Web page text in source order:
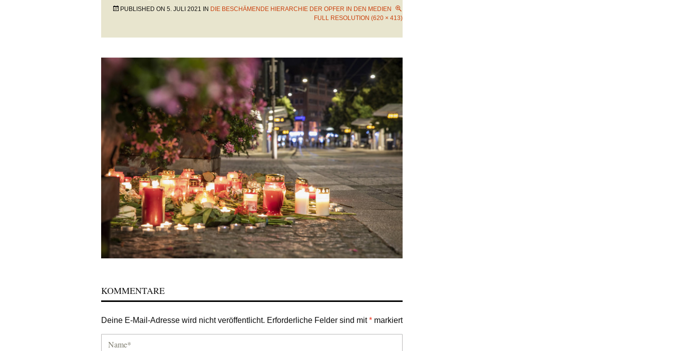
PUBLISHED ON 5. JULI 2021 IN DIE BESCHÄMENDE HIERARCHIE DER OPFER IN DEN MEDIEN
FULL RESOLUTION (620 × 413)
KOMMENTARE
Deine E-Mail-Adresse wird nicht veröffentlicht. Erforderliche Felder sind mit* markiert